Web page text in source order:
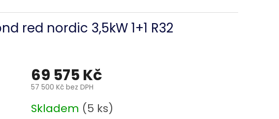
red nordic 3,5kW 1+1 R32
69 575 Kč
57 500 Kč bez DPH
cena:
Skladem (5 ks)